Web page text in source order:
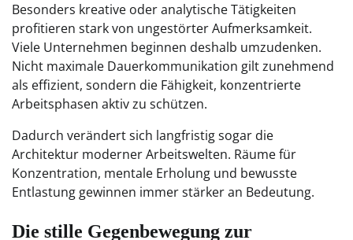
Besonders kreative oder analytische Tätigkeiten
profitieren stark von ungestörter Aufmerksamkeit.
Viele Unternehmen beginnen deshalb umzudenken.
Nicht maximale Dauerkommunikation gilt zunehmend
als effizient, sondern die Fähigkeit, konzentrierte
Arbeitsphasen aktiv zu schützen.
Dadurch verändert sich langfristig sogar die
Architektur moderner Arbeitswelten. Räume für
Konzentration, mentale Erholung und bewusste
Entlastung gewinnen immer stärker an Bedeutung.
Die stille Gegenbewegung zur